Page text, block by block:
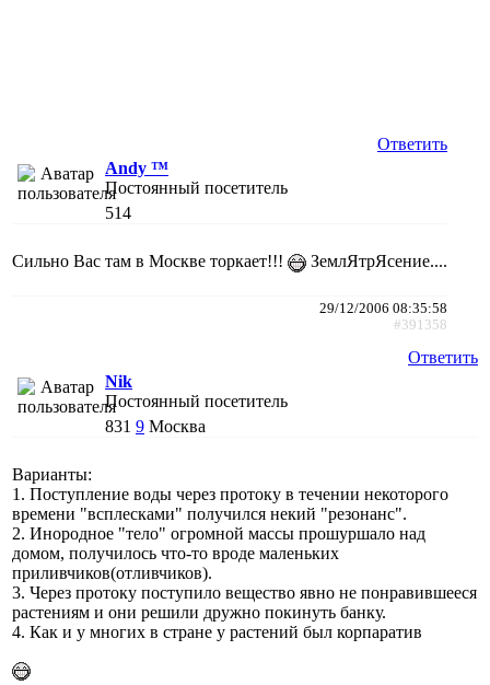
Ответить
Andy ™
Постоянный посетитель
514
Сильно Вас там в Москве торкает!!! ЗемлЯтрЯсение....
29/12/2006 08:35:58
#391358
Ответить
Nik
Постоянный посетитель
831 9 Москва
Варианты:
1. Поступление воды через протоку в течении некоторого
времени "всплесками" получился некий "резонанс".
2. Инородное "тело" огромной массы прошуршало над
домом, получилось что-то вроде маленьких
приливчиков(отливчиков).
3. Через протоку поступило вещество явно не понравившееся
растениям и они решили дружно покинуть банку.
4. Как и у многих в стране у растений был корпаратив